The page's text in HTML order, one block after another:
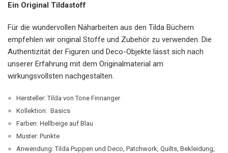
Ein Original Tildastoff
Für die wundervollen Näharbeiten aus den Tilda Büchern
empfehlen wir original Stoffe und Zubehör zu verwenden. Die
Authentizität der Figuren und Deco-Objekte lässt sich nach
unserer Erfahrung mit dem Originalmaterial am
wirkungsvollsten nachgestalten.
Hersteller: Tilda von Tone Finnanger
Kollektion: Basics
Farben: Hellbeige auf Blau
Muster: Punkte
Anwendung: Tilda Puppen und Deco, Patchwork, Quilts, Bekleidung,